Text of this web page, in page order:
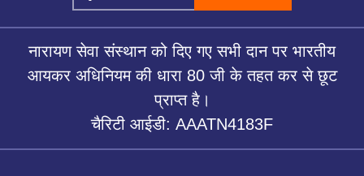
नारायण सेवा संस्थान को दिए गए सभी दान पर भारतीय
आयकर अधिनियम की धारा 80 जी के तहत कर से छूट
प्राप्त है।
चैरिटी आईडी: AAATN4183F